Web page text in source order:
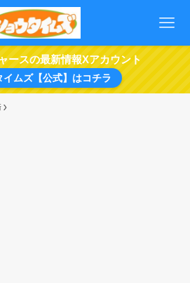
ースの最新情報Xアカウント
イムズ【公式】はコチラ